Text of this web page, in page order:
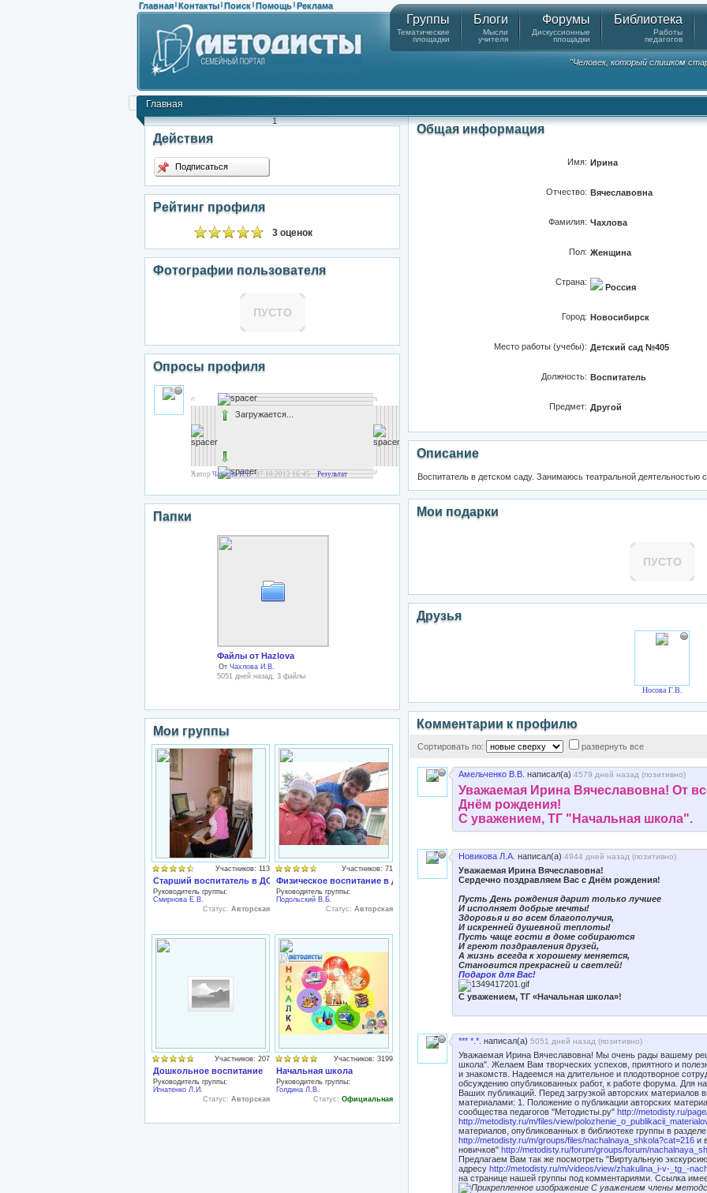
Главная | Контакты | Поиск | Помощь | Реклама
Группы
Тематические
площадки
Блоги
Мысли
учителя
Форумы
Дискуссионные
площадки
Библиотека
Работы
педагогов
"Человек, который слишком
Главная
1
Действия
Подписаться
Рейтинг профиля
3 оценок
Фотографии пользователя
ПУСТО
Опросы профиля
Загружается...
Автор Чахлова И.В. 07.10.2012 16:45 Результат
Папки
Файлы от Hazlova
От Чахлова И.В.
5051 дней назад, 3 файлы
Мои группы
Участников: 113
Старший воспитатель в ДОУ
Руководитель группы:
Смирнова Е.В.
Статус: Авторская
Участников: 71
Физическое воспитание в детском саду
Руководитель группы:
Подольский В.Б.
Статус: Авторская
Участников: 207
Дошкольное воспитание
Руководитель группы:
Игнатенко Л.И.
Статус: Авторская
Участников: 3199
Начальная школа
Руководитель группы:
Голдина Л.В.
Статус: Официальная
Общая информация
Имя: Ирина
Отчество: Вячеславовна
Фамилия: Чахлова
Пол: Женщина
Страна:
Россия
Город: Новосибирск
Место работы (учебы): Детский сад №405
Должность: Воспитатель
Предмет: Другой
Описание
Воспитатель в детском саду. Занимаюсь театральной деятельностью
Мои подарки
ПУСТО
Друзья
Носова Г.В.
Комментарии к профилю
Сортировать по: развернуть все
Амельченко В.В. написал(а) 4579 дней назад (позитивно)
Уважаемая Ирина Вячеславовна! От
Днём рождения!
С уважением, ТГ "Начальная школа".
Новикова Л.А. написал(а) 4944 дней назад (позитивно)
Уважаемая Ирина Вячеславовна!
Сердечно поздравляем Вас с Днём рождения!
Пусть День рождения дарит только лучшее
И исполняет добрые мечты!
Здоровья и во всем благополучия,
И искренней душевной теплоты!
Пусть чаще гости в доме собираются
И греют поздравления друзей,
А жизнь всегда к хорошему меняется,
Становится прекрасней и светлей!
Подарок для Вас!
С уважением, ТГ «Начальная школа»!
*** *.*. написал(а) 5051 дней назад (позитивно)
Уважаемая Ирина Вячеславовна! Мы очень рады вашему
школа". Желаем Вам творческих успехов, приятного и
и знакомств. Надеемся на длительное и плодотворное
обсуждению опубликованных работ, к работе форума. Для
Ваших публикаций. Перед загрузкой авторских материалов
материалами: 1. Положение о публикации авторских
сообщества педагогов "Методисты.ру" http://metodisty.ru/
http://metodisty.ru/m/files/view/
материалов, опубликованных в библиотеке группы в
http://metodisty.ru/m/groups/files/nachalnaya_shkola?cat=216 и
новичков" http://metodisty.ru/forum/groups/forum/
Предлагаем Вам так же посмотреть "Виртуальную
адресу http://metodisty.ru/m/videos/view/zhakulina_i-v-_tg_-
на странице нашей группы под комментариями. Ссылка
С уважением члены